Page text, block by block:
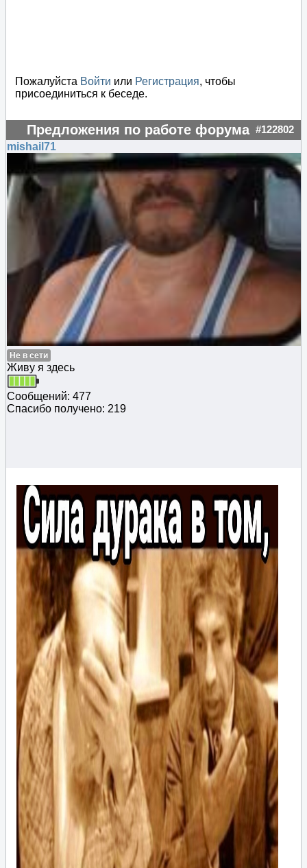
Пожалуйста Войти или Регистрация, чтобы
присоединиться к беседе.
Предложения по работе форума #122802
mishail71
Не в сети
Живу я здесь
Сообщений: 477
Спасибо получено: 219